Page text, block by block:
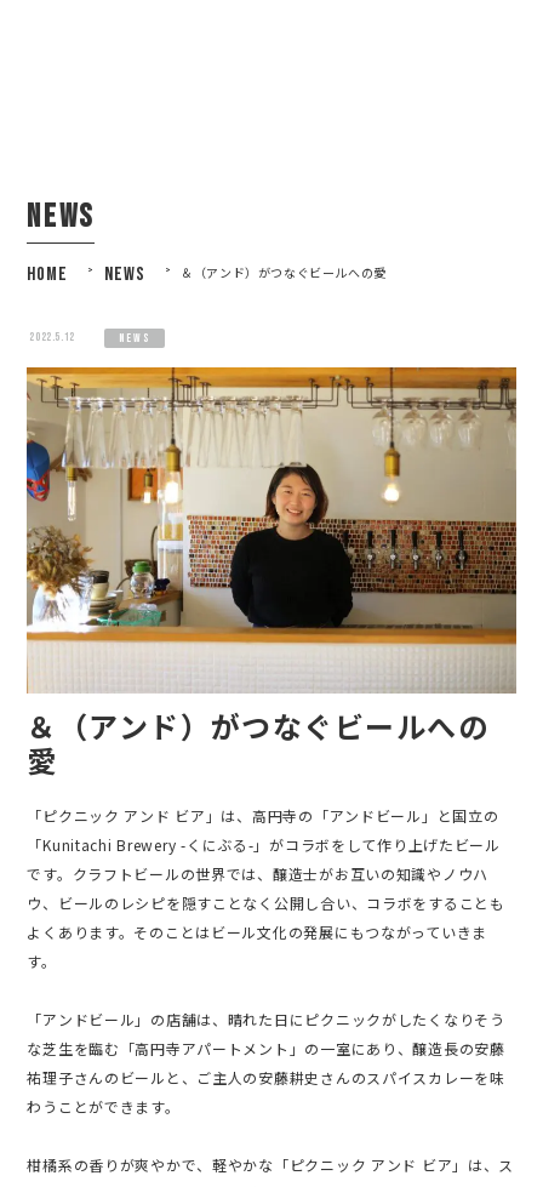
news
HOME > NEWS > ＆（アンド）がつなぐビールへの愛
2022.5.12 news
＆（アンド）がつなぐビールへの
愛
「ピクニック アンド ビア」は、高円寺の「アンドビール」と国立の
「Kunitachi Brewery -くにぶる-」がコラボをして作り上げたビール
です。クラフトビールの世界では、醸造士がお互いの知識やノウハ
ウ、ビールのレシピを隠すことなく公開し合い、コラボをすることも
よくあります。そのことはビール文化の発展にもつながっていきま
す。
「アンドビール」の店舗は、晴れた日にピクニックがしたくなりそう
な芝生を臨む「高円寺アパートメント」の一室にあり、醸造長の安藤
祐理子さんのビールと、ご主人の安藤耕史さんのスパイスカレーを味
わうことができます。
柑橘系の香りが爽やかで、軽やかな「ピクニック アンド ビア」は、ス